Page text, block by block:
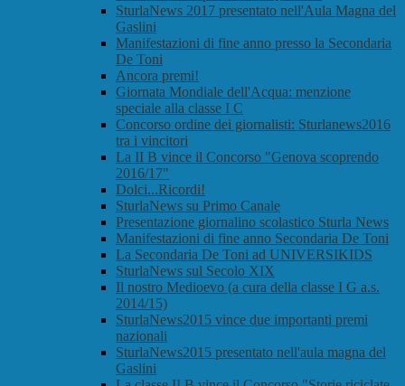
SturlaNews 2017 presentato nell'Aula Magna del
Gaslini
Manifestazioni di fine anno presso la Secondaria
De Toni
Ancora premi!
Giornata Mondiale dell'Acqua: menzione
speciale alla classe I C
Concorso ordine dei giornalisti: Sturlanews2016
tra i vincitori
La II B vince il Concorso "Genova scoprendo
2016/17"
Dolci...Ricordi!
SturlaNews su Primo Canale
Presentazione giornalino scolastico Sturla News
Manifestazioni di fine anno Secondaria De Toni
La Secondaria De Toni ad UNIVERSIKIDS
SturlaNews sul Secolo XIX
Il nostro Medioevo (a cura della classe I G a.s.
2014/15)
SturlaNews2015 vince due importanti premi
nazionali
SturlaNews2015 presentato nell'aula magna del
Gaslini